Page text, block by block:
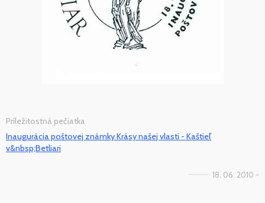
Príležitostná pečiatka
Inaugurácia poštovej známky Krásy našej vlasti - Kaštieľ
v&nbsp;Betliari
18. 06. 2010 -